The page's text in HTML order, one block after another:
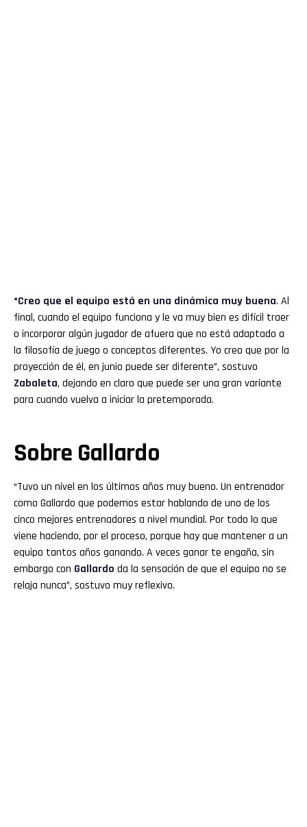
“Creo que el equipo está en una dinámica muy buena. Al
final, cuando el equipo funciona y le va muy bien es difícil traer
o incorporar algún jugador de afuera que no está adaptado a
la filosofía de juego o conceptos diferentes. Yo creo que por la
proyección de él, en junio puede ser diferente”, sostuvo
Zabaleta, dejando en claro que puede ser una gran variante
para cuando vuelva a iniciar la pretemporada.
Sobre Gallardo
“Tuvo un nivel en los últimos años muy bueno. Un entrenador
como Gallardo que podemos estar hablando de uno de los
cinco mejores entrenadores a nivel mundial. Por todo lo que
viene haciendo, por el proceso, porque hay que mantener a un
equipo tantos años ganando. A veces ganar te engaña, sin
embargo con Gallardo da la sensación de que el equipo no se
relaja nunca”, sostuvo muy reflexivo.